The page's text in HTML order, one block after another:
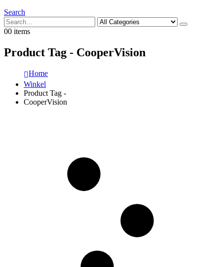
Search
00 items
Product Tag - CooperVision
Home
Winkel
Product Tag -
CooperVision